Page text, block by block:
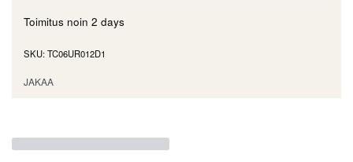
Toimitus noin 2 days
TC06UR012D1
JAKAA